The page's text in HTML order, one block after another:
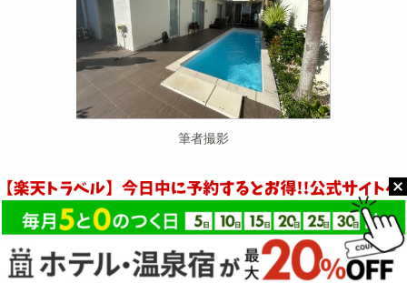
筆者撮影
フェリスヴィラスイート宮古島・上野は、自宅と
同じく玄関で靴を脱ぐタイプ。